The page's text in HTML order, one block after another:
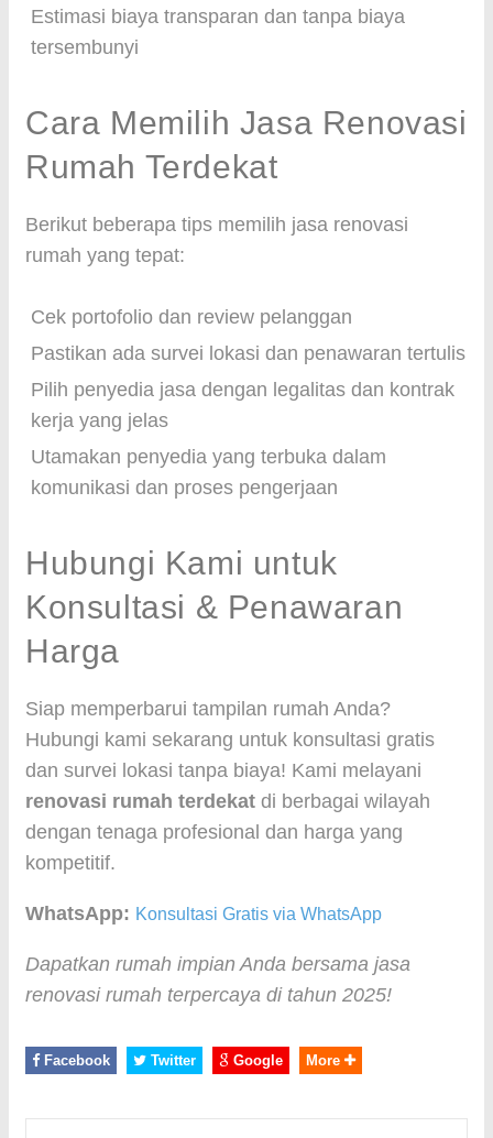
Estimasi biaya transparan dan tanpa biaya
tersembunyi
Cara Memilih Jasa Renovasi
Rumah Terdekat
Berikut beberapa tips memilih jasa renovasi
rumah yang tepat:
Cek portofolio dan review pelanggan
Pastikan ada survei lokasi dan penawaran tertulis
Pilih penyedia jasa dengan legalitas dan kontrak
kerja yang jelas
Utamakan penyedia yang terbuka dalam
komunikasi dan proses pengerjaan
Hubungi Kami untuk
Konsultasi & Penawaran
Harga
Siap memperbarui tampilan rumah Anda?
Hubungi kami sekarang untuk konsultasi gratis
dan survei lokasi tanpa biaya! Kami melayani
renovasi rumah terdekat di berbagai wilayah
dengan tenaga profesional dan harga yang
kompetitif.
WhatsApp: Konsultasi Gratis via WhatsApp
Dapatkan rumah impian Anda bersama jasa
renovasi rumah terpercaya di tahun 2025!
Facebook Twitter Google More